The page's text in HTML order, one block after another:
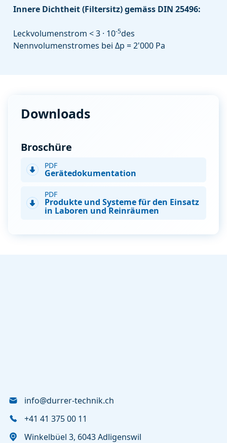
Innere Dichtheit (Filtersitz) gemäss DIN 25496:
Leckvolumenstrom < 3 · 10-5des
Nennvolumenstromes bei Δp = 2'000 Pa
Downloads
Broschüre
PDF
Gerätedokumentation
PDF
Produkte und Systeme für den Einsatz
in Laboren und Reinräumen
info@durrer-technik.ch
+41 41 375 00 11
Winkelbüel 3, 6043 Adligenswil